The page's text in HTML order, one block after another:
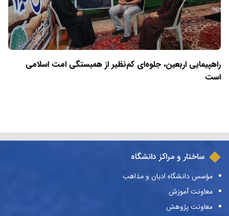
راهپیمایی اربعین، جلوه‌ای کم‌نظیر از همبستگی امت اسلامی
است
ساختار و مراکز دانشگاه
مؤسس دانشگاه ادیان و مذاهب
معاونت آموزش
معاونت پژوهش